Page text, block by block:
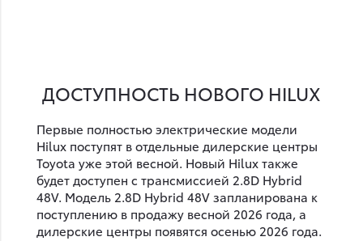
ДОСТУПНОСТЬ НОВОГО HILUX
Первые полностью электрические модели
Hilux поступят в отдельные дилерские центры
Toyota уже этой весной. Новый Hilux также
будет доступен с трансмиссией 2.8D Hybrid
48V. Модель 2.8D Hybrid 48V запланирована к
поступлению в продажу весной 2026 года, а
дилерские центры появятся осенью 2026 года.